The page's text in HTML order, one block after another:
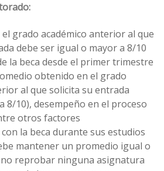
grado académico anterior al que
debe ser igual o mayor a 8/10
la beca desde el primer trimestre
obtenido en el grado
al que solicita su entrada
8/10), desempeño en el proceso
otros factores
la beca durante sus estudios
mantener un promedio igual o
no reprobar ninguna asignatura